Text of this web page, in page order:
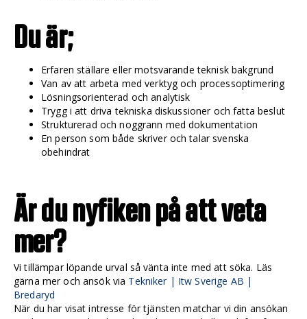
Du är;
Erfaren ställare eller motsvarande teknisk bakgrund
Van av att arbeta med verktyg och processoptimering
Lösningsorienterad och analytisk
Trygg i att driva tekniska diskussioner och fatta beslut
Strukturerad och noggrann med dokumentation
En person som både skriver och talar svenska
obehindrat
Är du nyfiken på att veta
mer?
Vi tillämpar löpande urval så vänta inte med att söka. Läs
gärna mer och ansök via Tekniker | Itw Sverige AB |
Bredaryd
När du har visat intresse för tjänsten matchar vi din ansökan